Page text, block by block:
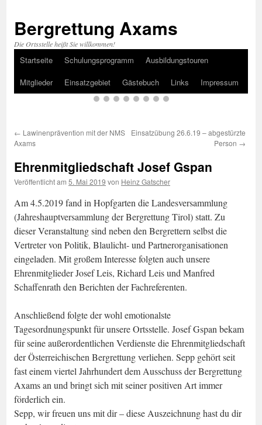
Bergrettung Axams
Die Ortsstelle heißt Sie willkommen!
Zum
Inhalt
Startseite Schulungsprogramm
Ausbildungstouren
Mitglieder
Einsatzgebiet Gästebuch Links Impressum
← Lawinenprävention mit der NMS
Axams
Einsatzübung 26.6.19 – abgestürzte
Person →
Ehrenmitgliedschaft Josef Gspan
Veröffentlicht am 5. Mai 2019 von Heinz Gatscher
Am 4.5.2019 fand in Hopfgarten die Landesversammlung
(Jahreshauptversammlung der Bergrettung Tirol) statt. Zu
dieser Veranstaltung sind neben den Bergrettern selbst die
Vertreter von Politik, Blaulicht- und Partnerorganisationen
eingeladen. Mit großem Interesse folgten auch unsere
Ehrenmitglieder Josef Leis, Richard Leis und Manfred
Schaffenrath den Berichten der Fachreferenten.
Anschließend folgte der wohl emotionalste
Tagesordnungspunkt für unsere Ortsstelle. Josef Gspan bekam
für seine außerordentlichen Verdienste die Ehrenmitgliedschaft
der Österreichischen Bergrettung verliehen. Sepp gehört seit
fast einem viertel Jahrhundert dem Ausschuss der Bergrettung
Axams an und bringt sich mit seiner positiven Art immer
förderlich ein.
Sepp, wir freuen uns mit dir – diese Auszeichnung hast du dir